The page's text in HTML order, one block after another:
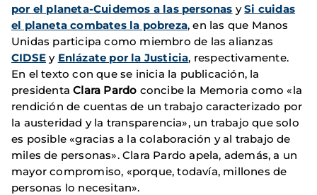
por el planeta-Cuidemos a las personas ySi cuidas
el planeta combates la pobreza, en las que Manos
Unidas participa como miembro de las alianzas
CIDSE y Enlázate por la Justicia, respectivamente.
En el texto con que se inicia la publicación, la
presidentaClara Pardo concibe la Memoria como «la
rendición de cuentas de un trabajo caracterizado por
la austeridad y la transparencia», un trabajo que solo
es posible «gracias a la colaboración y al trabajo de
miles de personas». Clara Pardo apela, además, a un
mayor compromiso, «porque, todavía, millones de
personas lo necesitan».